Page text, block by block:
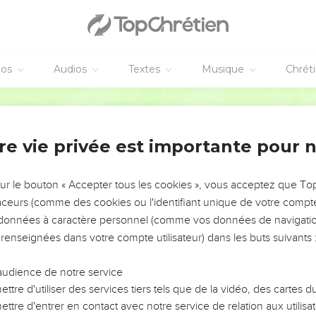
Audios Textes Musique
troisième jour et lui a donné de se manifester,
les morts.
de prêcher au peuple et d’attester qu’il a été lui-même
le Saint-Esprit
encore ces mots, le Saint-Esprit descendit sur tous ceux
qui étaient venus avec Pierre furent étonnés de ce que le
on refuser l’eau du baptême à ceux qui ont reçu le Saint-
vie privée est importante pour
le bouton « Accepter tous les cookies », vous acceptez que
(comme des cookies ou l'identifiant unique de votre
à caractère personnel (comme vos données de
dans votre compte utilisateur) dans les buts suivants :
de notre service
d'utiliser des services tiers tels que de la vidéo, des cartes
d'entrer en contact avec notre service de relation aux